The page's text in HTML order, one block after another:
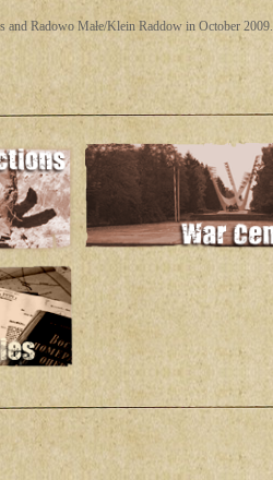
and Radowo Małe/Klein Raddow in October 2009.